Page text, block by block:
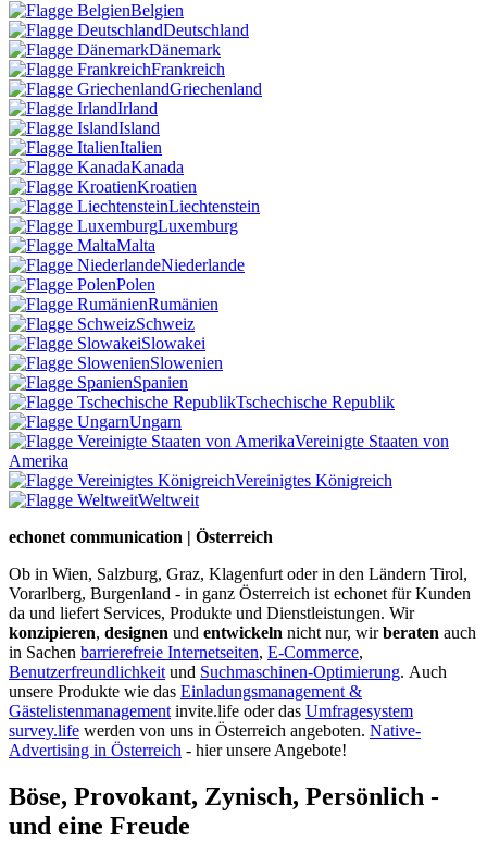
Belgien
Deutschland
Dänemark
Frankreich
Griechenland
Irland
Island
Italien
Kanada
Kroatien
Liechtenstein
Luxemburg
Malta
Niederlande
Polen
Rumänien
Schweiz
Slowakei
Slowenien
Spanien
Tschechische Republik
Ungarn
Vereinigte Staaten von
Amerika
Vereinigtes Königreich
Weltweit
echonet communication | Österreich
Ob in Wien, Salzburg, Graz, Klagenfurt oder in den Ländern Tirol,
Vorarlberg, Burgenland - in ganz Österreich ist echonet für Kunden
da und liefert Services, Produkte und Dienstleistungen. Wir
konzipieren, designen und entwickeln nicht nur, wirberaten auch
in Sachen barrierefreie Internetseiten, E-Commerce,
Benutzerfreundlichkeit und Suchmaschinen-Optimierung. Auch
unsere Produkte wie das Einladungsmanagement &
Gästelistenmanagement invite.life oder das Umfragesystem
survey.life werden von uns in Österreich angeboten. Native-
Advertising in Österreich - hier unsere Angebote!
Böse, Provokant, Zynisch, Persönlich -
und eine Freude